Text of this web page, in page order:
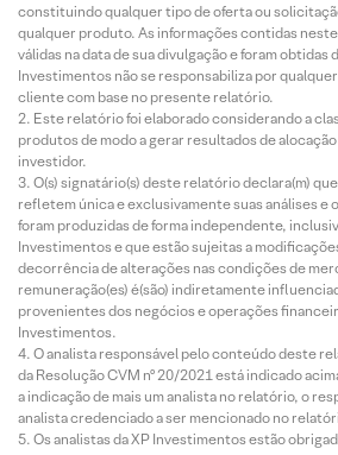
constituindo qualquer tipo de oferta ou
qualquer produto. As informações contidas
válidas na data de sua divulgação e foram obtidas
Investimentos não se responsabiliza por
cliente com base no presente relatório.
Este relatório foi elaborado considerando a
produtos de modo a gerar resultados de
investidor.
O(s) signatário(s) deste relatório declara(m)
refletem única e exclusivamente suas análises e
foram produzidas de forma independente,
Investimentos e que estão sujeitas a
decorrência de alterações nas condições de
remuneração(es) é(são) indiretamente
provenientes dos negócios e operações
Investimentos.
O analista responsável pelo conteúdo deste
da Resolução CVM nº 20/2021 está indicado
a indicação de mais um analista no relatório, o
analista credenciado a ser mencionado no
Os analistas da XP Investimentos estão